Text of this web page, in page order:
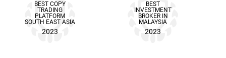
BEST COPY
TRADING
PLATFORM
SOUTH EAST ASIA
2023
BEST
INVESTMENT
BROKER IN
MALAYSIA
2023